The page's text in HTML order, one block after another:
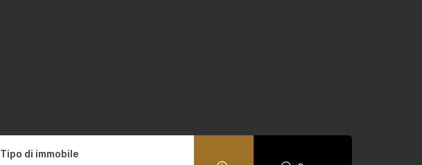
Tipo di immobile